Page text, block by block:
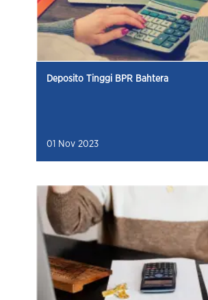
Deposito Tinggi BPR Bahtera
01 Nov 2023